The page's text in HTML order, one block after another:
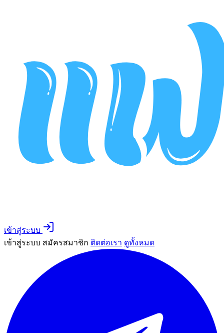
เข้าสู่ระบบ
เข้าสู่ระบบ สมัครสมาชิก ติดต่อเรา ดูทั้งหมด